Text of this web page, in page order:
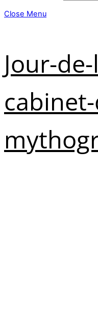
Close Menu
Jour-